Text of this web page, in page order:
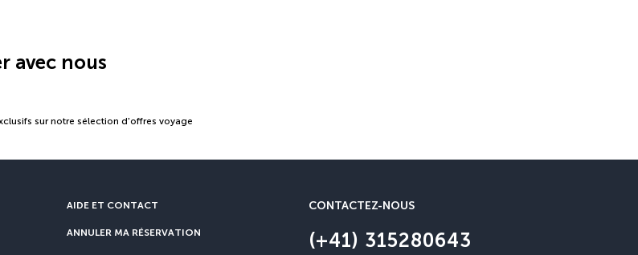
avec nous
sur notre sélection d'offres voyage
CONTACTEZ-NOUS
(+41) 315280643
AIDE ET CONTACT
ANNULER MA RÉSERVATION